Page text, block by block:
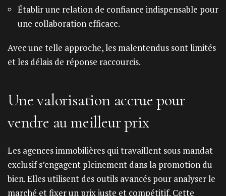
Établir une relation de confiance indispensable pour
une collaboration efficace.
Avec une telle approche, les malentendus sont limités
et les délais de réponse raccourcis.
Une valorisation accrue pour
vendre au meilleur prix
Les agences immobilières qui travaillent sous mandat
exclusif s’engagent pleinement dans la promotion du
bien. Elles utilisent des outils avancés pour analyser le
marché et fixer un prix juste et compétitif. Cette